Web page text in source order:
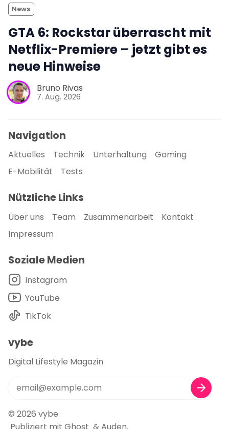
News
GTA 6: Rockstar überrascht mit
Netflix-Premiere – jetzt gibt es
neue Hinweise
Bruno Rivas
7. Aug. 2026
Navigation
Aktuelles Technik Unterhaltung
Gaming
E-Mobilität
Tests
Nützliche Links
Über uns Team Zusammenarbeit
Kontakt
Impressum
Soziale Medien
Instagram
YouTube
TikTok
vybe
Digital Lifestyle Magazin
© 2026 vybe.